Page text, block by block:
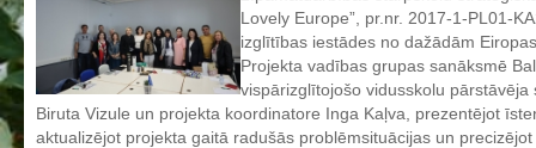
Aktualizētais pašvērtējuma ziņojums 2024
Aktualizētais pašvērtējuma ziņojums 2025
BPVV attīstības un investīciju stratēģijas plāns
Investīciju un attīstības stratēģija
Lovely Europe”, pr.nr. 2017-1-PL01-
izglītības iestādes no dažādām
Projekta vadības grupas sanāksmē
vispārizglītojošo vidusskolu pārstāvēja
Biruta Vizule un projekta koordinatore Inga Kaļva, prezentējot
aktualizējot projekta gaitā radušās problēmsituācijas un